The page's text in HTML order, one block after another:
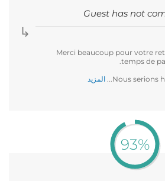
Guest has not
Merci beaucoup pour votre
temps de
Nous serions
المزيد
93%